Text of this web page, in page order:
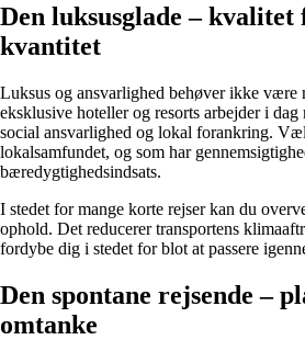
Den luksusglade –
kvantitet
Luksus og ansvarlighed behøver ikke være
eksklusive hoteller og resorts arbejder i
social ansvarlighed og lokal forankring.
lokalsamfundet, og som har
bæredygtighedsindsats.
I stedet for mange korte rejser kan du
ophold. Det reducerer transportens
fordybe dig i stedet for blot at passere
Den spontane rejsende –
omtanke